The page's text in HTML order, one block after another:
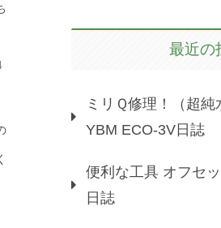
最近の
ミリＱ修理！（超純
YBM ECO-3V日誌
便利な工具 オフセ
日誌